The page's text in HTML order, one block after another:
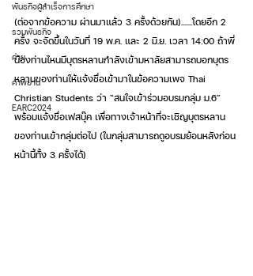
พันธกิจผู้สำเร็จการศึกษา
รวมพันธกิจ
ค่าย
คำพยาน
EARC2024
(ต่อจากข้อความ ผ่านมาแล้ว 3 ครั้งด้วยกัน).......โดยอีก 2
ครั้ง จะจัดขึ้นในวันที่ 19 พ.ค. และ 2 มิ.ย. เวลา 14:00 ถ้าพี่
น้องท่านไหนมีบุตรหลานกำลังเข้ามหาลัยสามารถบอกบุตร
หลานของท่านให้แจ้งชื่อเข้ามาในข้อความเพจ Thai
Christian Students ว่า “สนใจเข้าร่วมอบรมกลุ่ม ม.6”
พร้อมแจ้งชื่อเฟสบุ๊ค เพื่อทางเจ้าหน้าที่จะเชิญบุตรหลาน
ของท่านเข้ากลุ่มต่อไป (ในกลุ่มสามารถดูอบรมย้อนหลังก่อน
หน้านี้ทั้ง 3 ครั้งได้)